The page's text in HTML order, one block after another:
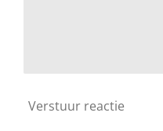
Verstuur reactie